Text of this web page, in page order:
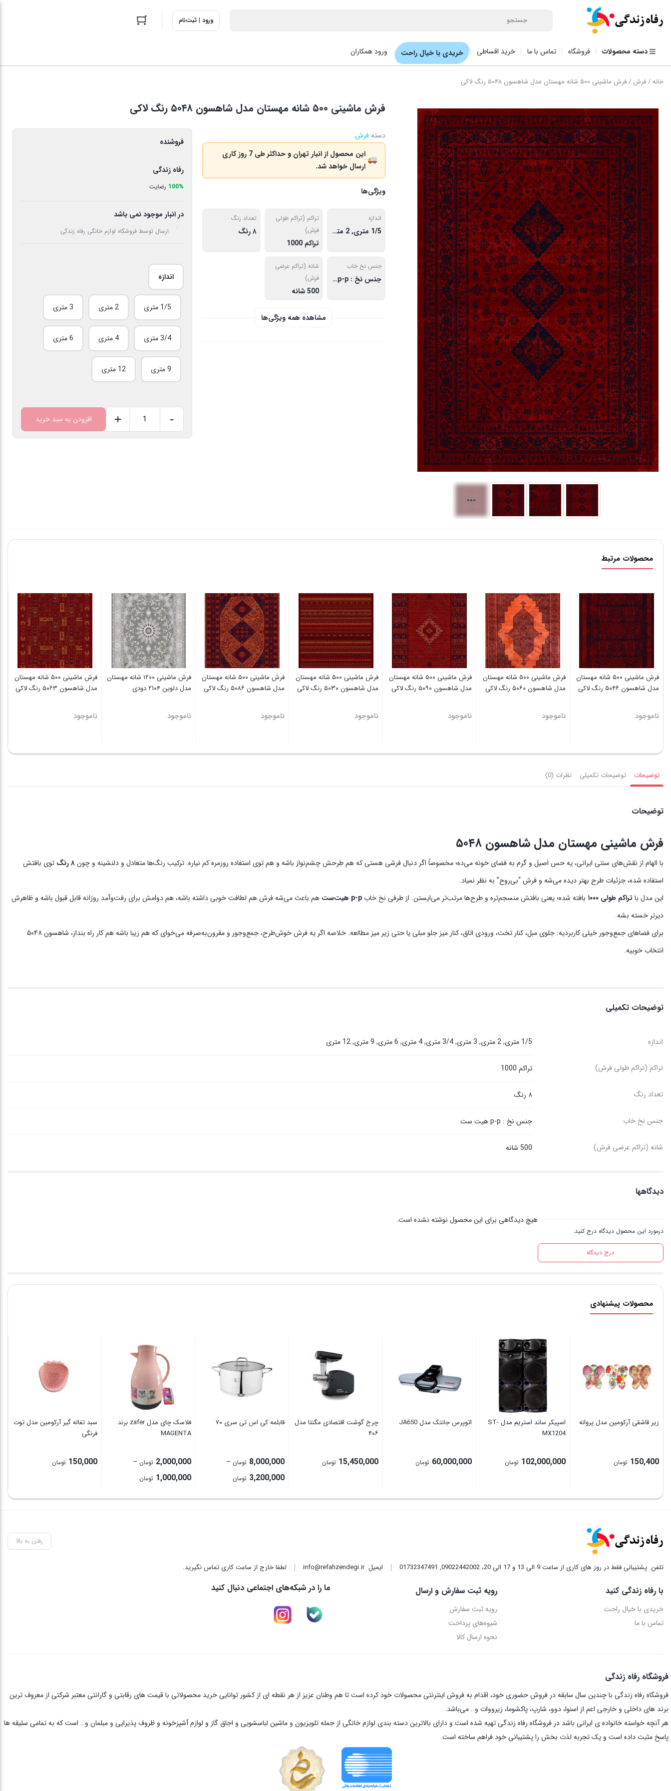
ورود | ثبت‌نام
دسته محصولات فروشگاه تماس با ما خرید اقساطی خریدی با خیال راحت ورود همکاران
خانه/فرش / فرش ماشینی ۵۰۰ شانه مهستان مدل شاهسون ۵۰۴۸ رنگ لاکی
فرش ماشینی ۵۰۰ شانه مهستان مدل شاهسون ۵۰۴۸ رنگ لاکی
دسته:فرش
این محصول از انبار تهران و حداکثر طی 7 روز کاری
ارسال خواهد شد.
ویژگی‌ها
اندازه
1/5 متری, 2 متری, 3 متری, 3/4 متری, 4 متری, 6 متری, 9 متری, 12 متری
تراکم (تراکم طولی
فرش)
تراکم 1000
تعداد رنگ
۸ رنگ
جنس نخ خاب
جنس نخ : p-p هیت ست
شانه (تراکم عرضی
فرش)
500 شانه
مشاهده همه ویژگی‌ها
فروشنده
رفاه زندگی
100% رضایت
در انبار موجود نمی باشد
ارسال توسط فروشگاه لوازم خانگی رفاه زندگی
اندازه
1/5 متری 2 متری 3 متری
3/4 متری 4 متری 6 متری
9 متری 12 متری
ماشینی
رنگ
-
+ افزودن به سبد خرید
محصولات مرتبط
فرش ماشینی ۵۰۰ شانه مهستان
مدل شاهسون ۵۰۴۶ رنگ لاکی
ناموجود
فرش ماشینی ۵۰۰ شانه مهستان
مدل شاهسون ۵۰۶۰ رنگ لاکی
ناموجود
فرش ماشینی ۵۰۰ شانه مهستان
مدل شاهسون ۵۰۹۰ رنگ لاکی
ناموجود
فرش ماشینی ۵۰۰ شانه مهستان
مدل شاهسون ۵۰۳۰ رنگ لاکی
ناموجود
فرش ماشینی ۵۰۰ شانه مهستان
مدل شاهسون ۵۰۸۶ رنگ لاکی
ناموجود
فرش ماشینی ١٢٠٠ شانه مهستان
مدل دلوین ۲۱۰۴ دودی
ناموجود
فرش ماشینی ۵۰۰ شانه مهستان
مدل شاهسون ۵۰۶۳ رنگ لاکی
ناموجود
توضیحات توضیحات تکمیلی نظرات (0)
توضیحات
فرش ماشینی مهستان مدل شاهسون ۵۰۴۸
با الهام از نقش‌های سنتی ایرانی، یه حس اصیل و گرم به فضای خونه می‌ده؛ مخصوصاً اگر دنبال فرشی هستی که هم طرحش چشم‌نواز باشه و هم توی استفاده روزمره کم نیاره. ترکیب رنگ‌ها متعادل و دلنشینه و چون۸ رنگ
توی بافتش
استفاده شده، جزئیات طرح بهتر دیده می‌شه و فرش “بی‌روح” به نظر نمیاد.
این مدل با تراکم طولی ۱۰۰۰ بافته شده؛ یعنی بافتش منسجم‌تره و طرح‌ها مرتب‌تر می‌ایستن. از طرفی نخ خاب p-p هیت‌ست
هم باعث می‌شه فرش هم لطافت خوبی داشته باشه، هم دوامش برای رفت‌وآمد روزانه قابل قبول باشه و ظاهرش
دیرتر خسته بشه.
برای فضاهای جمع‌وجور خیلی کاربردیه: جلوی مبل، کنار تخت، ورودی اتاق، کنار میز جلو مبلی یا حتی زیر میز مطالعه. خلاصه اگر یه فرش خوش‌طرح، جمع‌وجور و مقرون‌به‌صرفه می‌خوای که هم زیبا باشه هم کار راه بنداز، شاهسون ۵۰۴۸
انتخاب خوبیه.
توضیحات تکمیلی
اندازه 1/5 متری, 2 متری, 3 متری, 3/4 متری, 4 متری, 6 متری, 9 متری, 12 متری
تراکم (تراکم طولی فرش) تراکم 1000
تعداد رنگ ۸ رنگ
جنس نخ خاب جنس نخ : p-p هیت ست
شانه (تراکم عرضی فرش) 500 شانه
دیدگاهها
درمورد این محصول دیدگاه درج کنید.
درج دیدگاه
هیچ دیدگاهی برای این محصول نوشته نشده است.
محصولات پیشنهادی
زیر قاشقی آرکومین مدل پروانه
150,400 تومان
اسپیکر ساند استریم مدل ST-
MX1204
102,000,000 تومان
اتوپرس جانتک مدل JA650
60,000,000 تومان
چرخ گوشت اقتصادی مگنتا مدل
۴۰۶
15,450,000 تومان
قابلمه کی اس تی سری ۷۰
8,000,000 تومان –
3,200,000 تومانPrice
فلاسک چای مدل zafer برند
MAGENTA
2,000,000 تومان –
1,000,000 تومان
سبد تفاله گیر آرکومین مدل توت
فرنگی
150,000 تومان
رفتن به بالا
تلفن پشتیبانی فقط در روز های کاری از ساعت 9 الی 13 و 17 الی 20، 09022442002 ,
01732347491 ایمیلinfo@refahzendegi.ir لطفا خارج از ساعت کاری تماس نگیرید.
با رفاه زندگی کنید
خریدی با خیال راحت
تماس با ما
رویه ثبت سفارش و ارسال
رویه ثبت سفارش
شیوه‌های پرداخت
نحوه ارسال کالا
ما را در شبکه‌های اجتماعی دنبال کنید
فروشگاه رفاه زندگی
فروشگاه رفاه زندگی با چندین سال سابقه در فروش حضوری خود، اقدام به فروش اینترنتی محصولات خود کرده است تا هم وطنان عزیز از هر نقطه ای از کشور توانایی خرید محصولاتی با قیمت های رقابتی و گارانتی معتبر شرکتی از معروف ترین
برند های داخلی و خارجی اعم از اسنوا، دوو، شارپ، پاکشوما، زیرووات و.. می‌باشد.
هر آنچه خواسته خانواده ی ایرانی باشد در فروشگاه رفاه زندگی تهیه شده است و دارای بالاترین دسته بندی لوازم خانگی از جمله تلویزیون و ماشین لباسشویی و اجاق گاز و لوازم آشپزخونه و ظروف پذیرایی و مبلمان و… است که به تمامی سلیقه ها
پاسخ مثبت داده است و یک تجربه لذت بخش را پشتیبانی خود فراهم ساخته است.